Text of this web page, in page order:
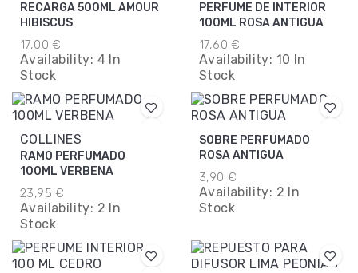
RECARGA 500ML AMOUR
HIBISCUS
17,00 €
Availability: 4 In
Stock
PERFUME DE INTERIOR
100ML ROSA ANTIGUA
17,60 €
Availability: 10 In
Stock
COLLINES
RAMO PERFUMADO
100ML VERBENA
23,95 €
Availability: 2 In
Stock
SOBRE PERFUMADO
ROSA ANTIGUA
3,90 €
Availability: 2 In
Stock